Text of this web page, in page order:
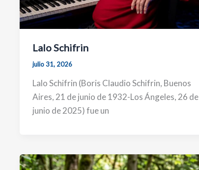
Lalo Schifrin
julio 31, 2026
Lalo Schifrin (Boris Claudio Schifrin, Buenos
Aires, 21 de junio de 1932-Los Ángeles, 26 de
junio de 2025) fue un